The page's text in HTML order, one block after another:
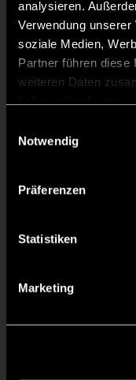
analysieren.
Verwendung
soziale Medien,
Partner führen diese
weiteren Daten
Notwendig
Präferenzen
Statistiken
Marketing
Stella
Aino Coco